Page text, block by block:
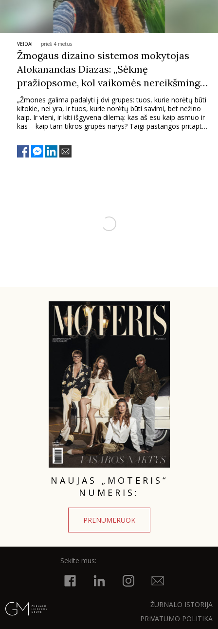
VEIDAI prieš 4 metus
Žmogaus dizaino sistemos mokytojas
Alokanandas Diazas: „Sėkmę
pražiopsome, kol vaikomės nereikšmingų
dalykų“
„Žmones galima padalyti į dvi grupes: tuos, kurie norėtų būti
kitokie, nei yra, ir tuos, kurie norėtų būti savimi, bet nežino
kaip. Ir vieni, ir kiti išgyvena dilemą: kas aš esu kaip asmuo ir
kas – kaip tam tikros grupės narys? Taigi pastangos pritapti
sako vienas stipriausių pasaulyje Žmogaus dizaino sistemos
–Human Design
NAUJAS „MOTERIS“
NUMERIS:
PRENUMERUOK
Sekite mus:
ŽURNALO ISTORIJA
PRIVATUMO POLITIKA